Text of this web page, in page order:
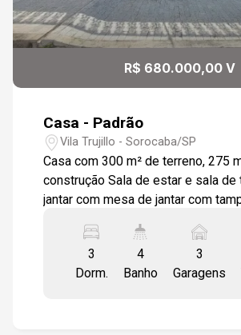
R$ 680.000,00 V
Casa - Padrão
Vila Trujillo - Sorocaba/SP
Casa com 300 m² de terreno, 275
construção Sala de estar e sala de tv
jantar com mesa de jantar com
dormitórios 1 sendo suíte com
com ventiladores de teto Wc social
com armários 2 aparelhos de ar
3
Dorm.
4
Banho
3
Garagens